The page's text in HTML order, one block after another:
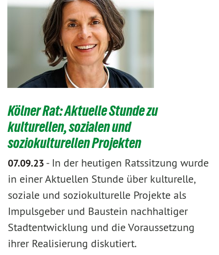
Kölner Rat: Aktuelle Stunde zu
kulturellen, sozialen und
soziokulturellen Projekten
07.09.23 - In der heutigen Ratssitzung wurde
in einer Aktuellen Stunde über kulturelle,
soziale und soziokulturelle Projekte als
Impulsgeber und Baustein nachhaltiger
Stadtentwicklung und die Voraussetzung
ihrer Realisierung diskutiert.